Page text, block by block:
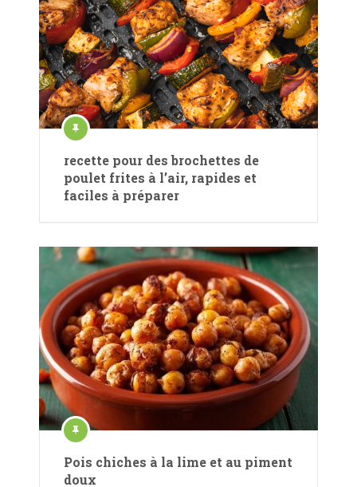
recette pour des brochettes de
poulet frites à l’air, rapides et
faciles à préparer
Pois chiches à la lime et au piment
doux